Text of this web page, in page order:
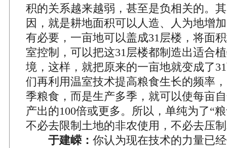
积的关系越来越弱，甚至是负相关的。
因，就是耕地面积可以人造、人为地增
有必要，一亩地可以盖成31层楼，将面
室控制，可以把这31层楼都制造出适合
境，这样，就把原来的一亩地就变成了
们再利用温室技术提高粮食生长的频率
季粮食，而是生产多季，就可以使每亩
产出的100倍或更多。所以，单纯为了“
不必去限制土地的非农使用，不必去压
于建嵘： 你认为现在技术的力量已